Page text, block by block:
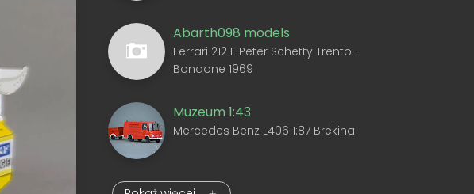
Abarth098 models
Ferrari 212 E Peter Schetty Trento-
Bondone 1969
Muzeum 1:43
Mercedes Benz L406 1:87 Brekina